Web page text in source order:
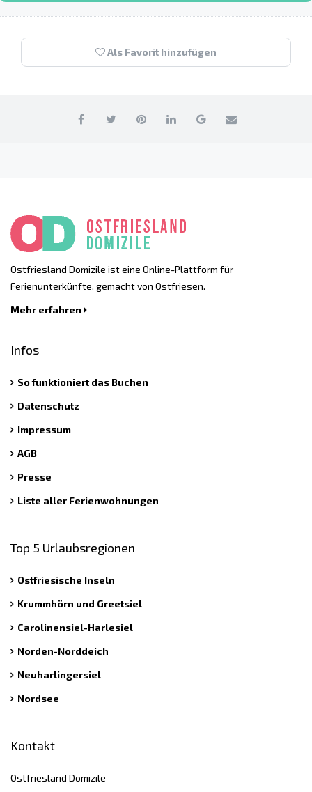
Als Favorit hinzufügen
Ostfriesland Domizile ist eine Online-Plattform für
Ferienunterkünfte, gemacht von Ostfriesen.
Mehr erfahren
Infos
So funktioniert das Buchen
Datenschutz
Impressum
AGB
Presse
Liste aller Ferienwohnungen
Top 5 Urlaubsregionen
Ostfriesische Inseln
Krummhörn und Greetsiel
Carolinensiel-Harlesiel
Norden-Norddeich
Neuharlingersiel
Nordsee
Kontakt
Ostfriesland Domizile